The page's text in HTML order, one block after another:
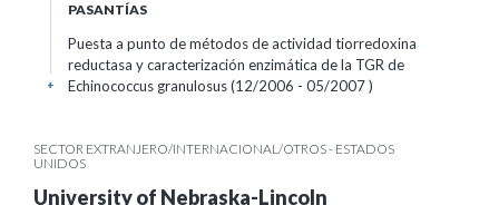
PASANTÍAS
Puesta a punto de métodos de actividad tiorredoxina
reductasa y caracterización enzimática de la TGR de
Echinococcus granulosus (12/2006 - 05/2007 )
+
SECTOR EXTRANJERO/INTERNACIONAL/OTROS - ESTADOS
UNIDOS
University of Nebraska-Lincoln